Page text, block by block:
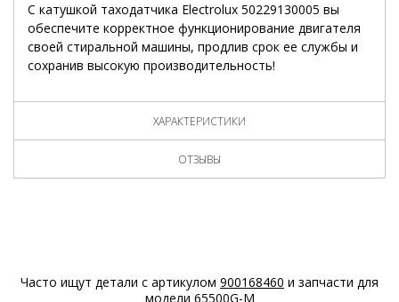
С катушкой таходатчика Electrolux 50229130005 вы
обеспечите корректное функционирование двигателя
своей стиральной машины, продлив срок ее службы и
сохранив высокую производительность!
ХАРАКТЕРИСТИКИ
ОТЗЫВЫ
Часто ищут детали с артикулом 900168460 и запчасти для
модели 65500G-M